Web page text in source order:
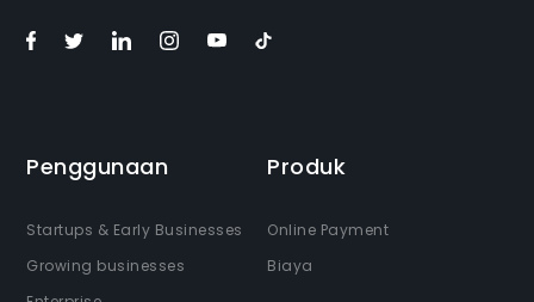
Penggunaan
Startups & Early Businesses
Growing businesses
Produk
Online Payment
Biaya